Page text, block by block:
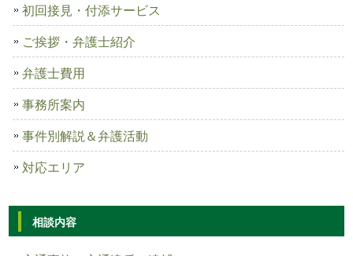
初回接見・付添サービス
ご挨拶・弁護士紹介
弁護士費用
事務所案内
事件別解説＆弁護活動
対応エリア
相談内容